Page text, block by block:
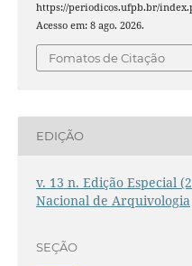
https://periodicos.ufpb.br/
Acesso em: 8 ago. 2026.
Fomatos de Citação
EDIÇÃO
v. 13 n. Edição Especial
Nacional de Arquivologia
SEÇÃO